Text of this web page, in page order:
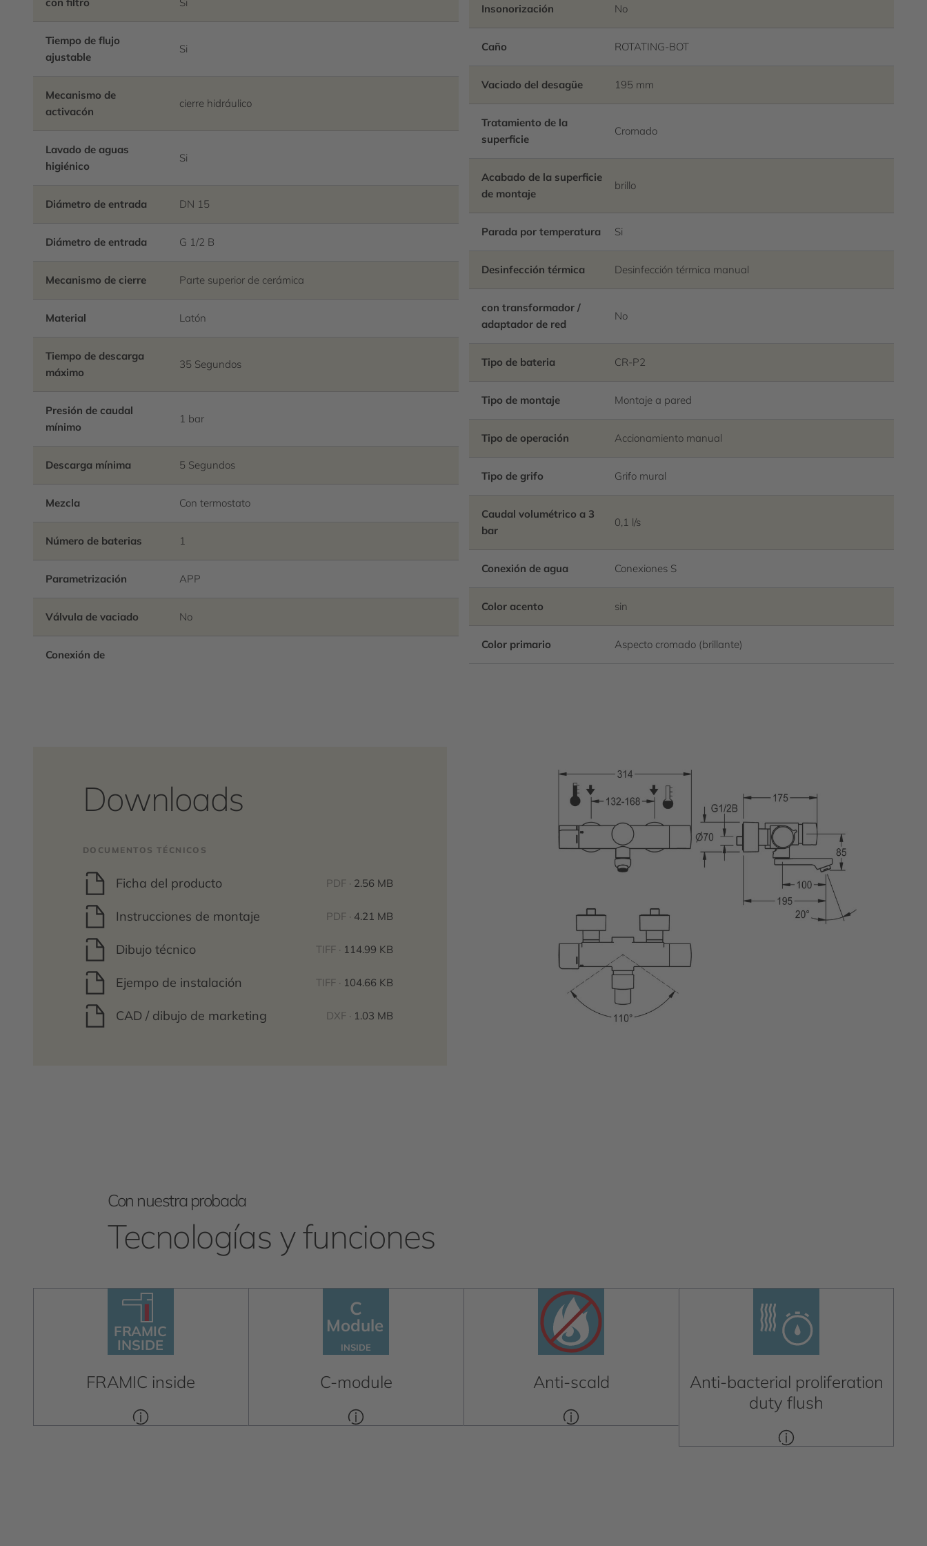
Tiempo de flujo
ajustable
Si
Mecanismo de
activacón
cierre hidráulico
Lavado de aguas
higiénico
Si
Diámetro de entrada DN 15
Diámetro de entrada G 1/2 B
Mecanismo de cierre Parte superior de cerámica
Material Latón
Tiempo de descarga
máximo
35 Segundos
Presión de caudal
mínimo
1 bar
Descarga mínima 5 Segundos
Mezcla Con termostato
Número de baterias 1
Parametrización APP
Válvula de vaciado No
Conexión de
Insonorización No
Caño ROTATING-BOT
Vaciado del desagüe 195 mm
Tratamiento de la
superficie
Cromado
Acabado de la superficie
de montaje
brillo
Parada por temperatura Si
Desinfección térmica Desinfección térmica manual
con transformador /
adaptador de red
No
Tipo de bateria CR-P2
Tipo de montaje Montaje a pared
Tipo de operación Accionamiento manual
Tipo de grifo Grifo mural
Caudal volumétrico a 3
bar
0,1 l/s
Conexión de agua Conexiones S
Color acento sin
Color primario Aspecto cromado (brillante)
Downloads
DOCUMENTOS TÉCNICOS
Ficha del producto PDF · 2.56 MB
Instrucciones de montaje PDF · 4.21 MB
Dibujo técnico TIFF · 114.99 KB
Ejempo de instalación TIFF · 104.66 KB
CAD / dibujo de marketing DXF · 1.03 MB
Con nuestra probada
Tecnologías y funciones
FRAMIC
INSIDE
FRAMIC inside
C
Module
INSIDE
C-module
C
Module
INSIDE
Anti-scald
Anti-bacterial proliferation
duty flush